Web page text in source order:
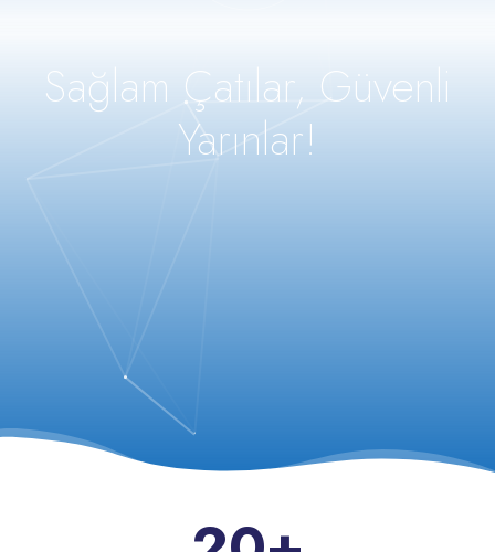
Sağlam Çatılar, Güvenli
Yarınlar!